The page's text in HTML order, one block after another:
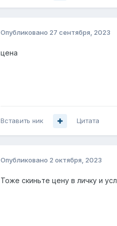
Опубликовано 27 сентября, 2023
цена
Вставить ник Цитата
Опубликовано 2 октября, 2023
Тоже скиньте цену в личку и